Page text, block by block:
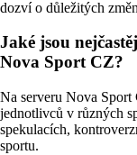
dozví o důležitých
Jaké jsou
Nova Sport CZ?
Na serveru Nova Sport
jednotlivců v různých
spekulacích,
sportu.